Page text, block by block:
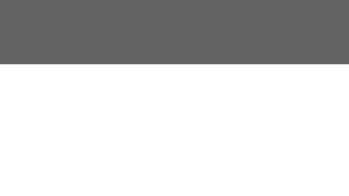
springen